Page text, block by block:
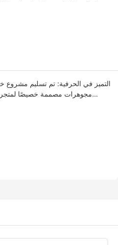
التميز في الحرفية: تم تسليم مشروع
مجوهرات مصممة خصيصًا